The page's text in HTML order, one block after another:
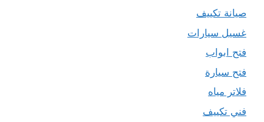
صيانة تكييف
غسيل سيارات
فتح ابواب
فتح سيارة
فلاتر مياه
فني تكييف